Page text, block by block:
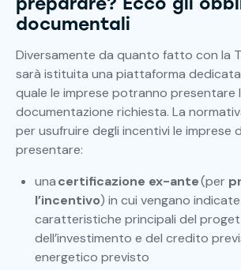
documentali
Diversamente da quanto fatto con la
sarà istituita una piattaforma
quale le imprese potranno presentare
documentazione richiesta. La
per usufruire degli incentivi le imprese
presentare:
unacertificazione ex-ante(per
l’incentivo) in cui vengano
caratteristiche principali del
dell’investimento e del credito
energetico previsto